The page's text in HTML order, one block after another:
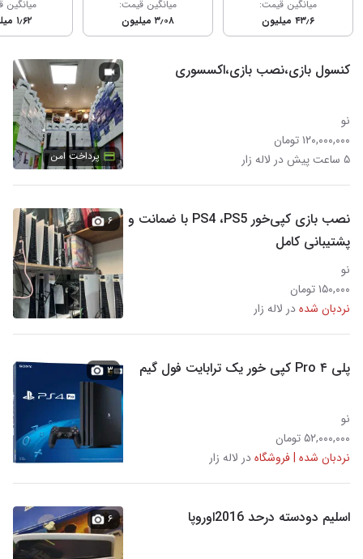
میانگین قیمت:
۴۳٫۶ میلیون
میانگین قیمت:
۳٫۰۸ میلیون
۱٫۶۲ میلیون
کنسول بازی،نصب بازی،اکسسوری
نو
۱۲۰,۰۰۰,۰۰۰ تومان
۵ ساعت پیش در لاله زار
پرداخت امن
نصب بازی کپی‌خور PS4 ،PS5 با ضمانت و
پشتیبانی کامل
نو
۱۵۰,۰۰۰ تومان
نردبان شدهدر لاله زار
۶
پلی ۴ Pro کپی خور یک ترابایت فول گیم
نو
۵۲,۰۰۰,۰۰۰ تومان
نردبان شده | فروشگاهدر لاله زار
۳
اسلیم دودسته درحد 2016اوروپا ۶